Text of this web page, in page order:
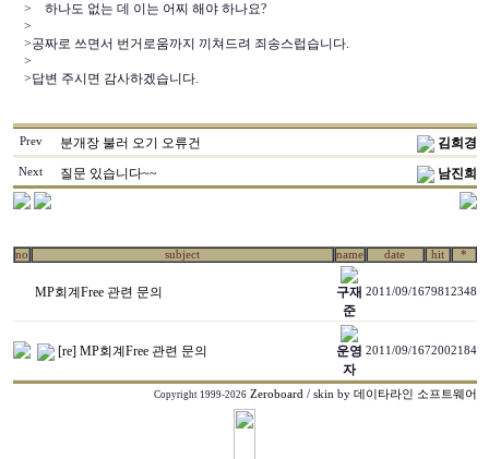
> 하나도 없는 데 이는 어찌 해야 하나요?
>
>공짜로 쓰면서 번거로움까지 끼쳐드려 죄송스럽습니다.
>
>답변 주시면 감사하겠습니다.
Prev 분개장 불러 오기 오류건 김희경
Next 질문 있습니다~~ 남진희
no subject name date hit *
MP회계Free 관련 문의
구재
준
2011/09/167981 2348
[re] MP회계Free 관련 문의
운영
자
2011/09/1672002184
Copyright 1999-2026 Zeroboard / skin by 데이타라인 소프트웨어